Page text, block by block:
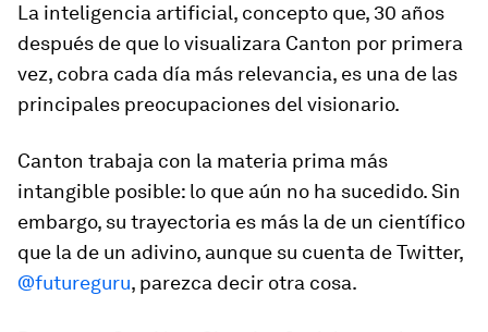
La inteligencia artificial, concepto que, 30 años
después de que lo visualizara Canton por primera
vez, cobra cada día más relevancia, es una de las
principales preocupaciones del visionario.
Canton trabaja con la materia prima más
intangible posible: lo que aún no ha sucedido. Sin
embargo, su trayectoria es más la de un científico
que la de un adivino, aunque su cuenta de Twitter,
@futureguru, parezca decir otra cosa.